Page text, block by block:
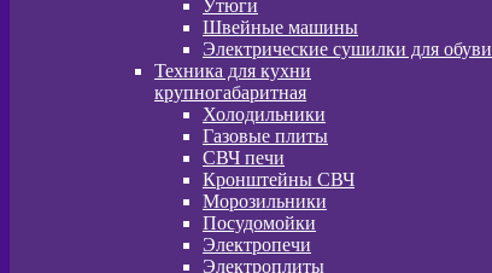
Утюги
Швейные машины
Электрические сушилки для обуви
Техника для кухни
крупногабаритная
Холодильники
Газовые плиты
СВЧ печи
Кронштейны СВЧ
Морозильники
Посудомойки
Электропечи
Электроплиты